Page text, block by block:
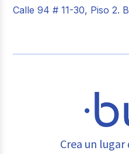
Calle 94 # 11-30, Piso 2.
Crea un